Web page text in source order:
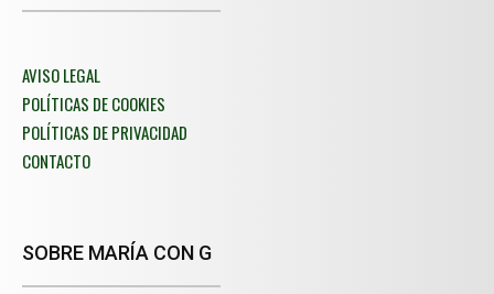
AVISO LEGAL
POLÍTICAS DE COOKIES
POLÍTICAS DE PRIVACIDAD
CONTACTO
SOBRE MARÍA CON G